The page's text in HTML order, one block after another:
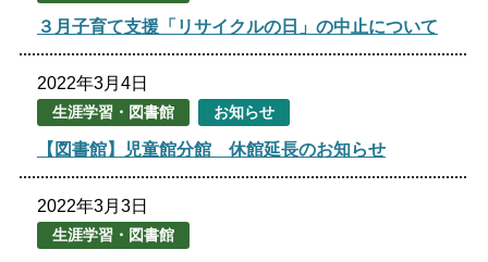
language
閉じる
３月子育て支援「リサイクルの日」の中止について
2022年3月4日
生涯学習・図書館 お知らせ
【図書館】児童館分館 休館延長のお知らせ
2022年3月3日
生涯学習・図書館